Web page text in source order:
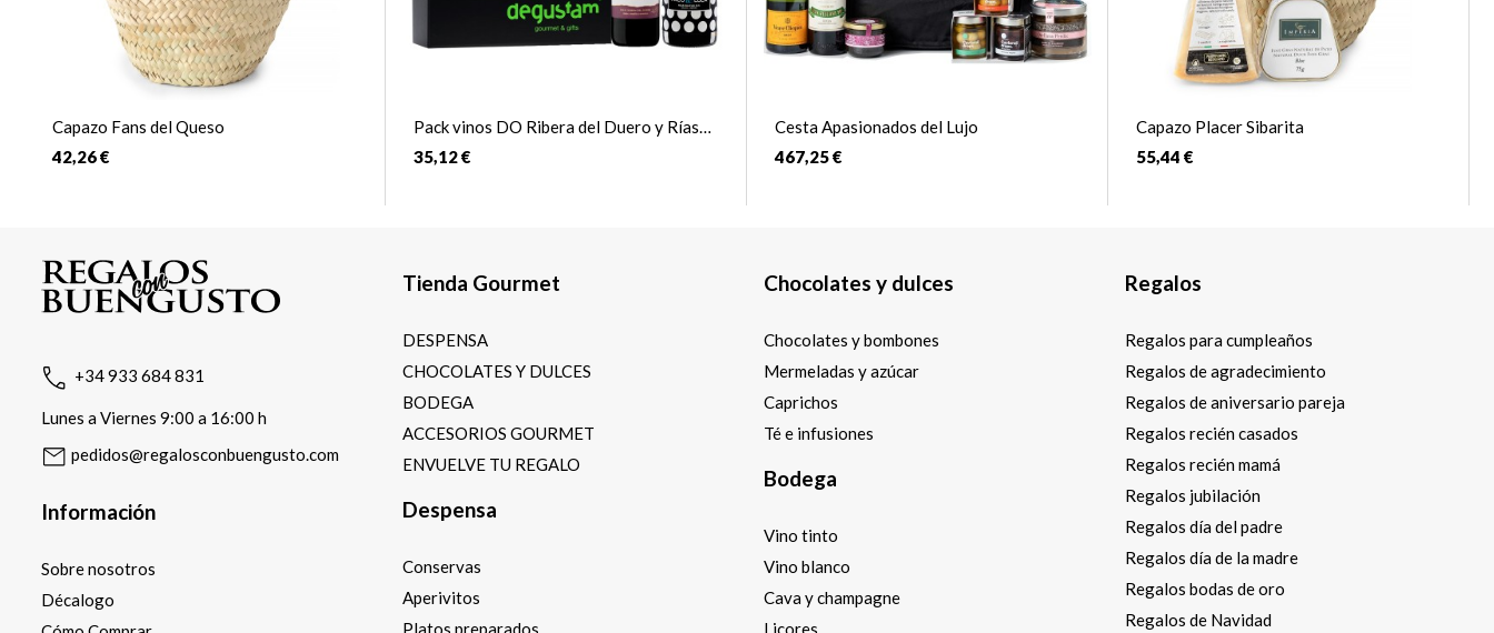
Capazo Fans del Queso
42,26 €
Pack vinos DO Ribera del Duero y Rías
Baix
35,12 €
Cesta Apasionados del Lujo
467,25 €
Capazo Placer Sibarita
55,44 €
+34 933 684 831
Lunes a Viernes 9:00 a 16:00 h
pedidos@regalosconbuengusto.com
Información
Sobre nosotros
Décalogo
Tienda Gourmet
DESPENSA
CHOCOLATES Y DULCES
BODEGA
ACCESORIOS GOURMET
ENVUELVE TU REGALO
Despensa
Conservas
Aperivitos
Platos preparados
Chocolates y dulces
Chocolates y bombones
Mermeladas y azúcar
Caprichos
Té e infusiones
Bodega
Vino tinto
Vino blanco
Cava y champagne
Licores
Regalos
Regalos para cumpleaños
Regalos de agradecimiento
Regalos de aniversario pareja
Regalos recién casados
Regalos recién mamá
Regalos jubilación
Regalos día del padre
Regalos día de la madre
Regalos bodas de oro
Regalos de Navidad